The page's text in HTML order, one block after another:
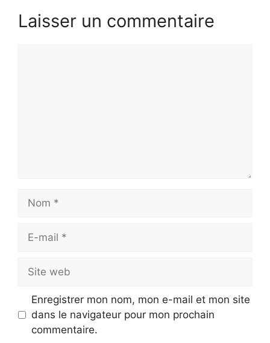
Laisser un commentaire
Nom
Site
web
Enregistrer mon nom, mon e-mail et mon site
dans le navigateur pour mon prochain
commentaire.